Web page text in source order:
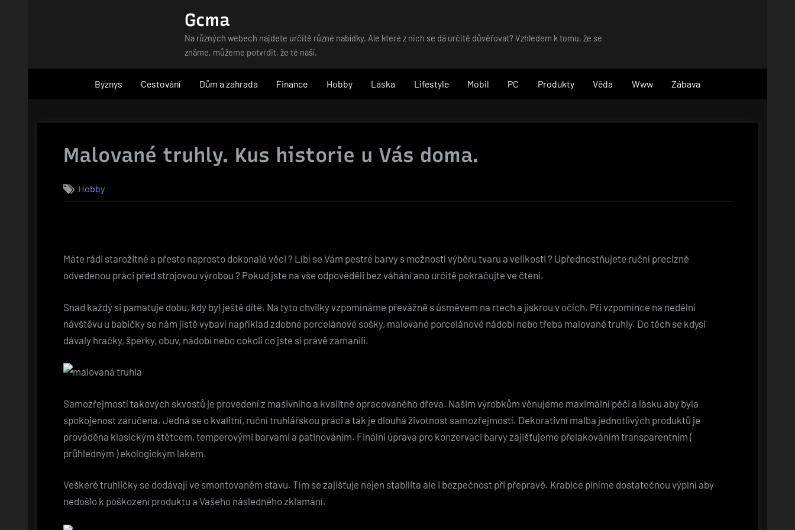
Gcma
Na různých webech najdete určitě různé nabídky. Ale které z nich se dá určitě důvěřovat? Vzhledem k tomu, že se
známe, můžeme potvrdit, že té naší.
Byznys Cestování Dům a zahrada Finance Hobby Láska Lifestyle Mobil PC Produkty Věda Www Zábava
Malované truhly. Kus historie u Vás doma.
Hobby
Máte rádi starožitné a přesto naprosto dokonalé věci ? Líbí se Vám pestré barvy s možností výběru tvaru a velikosti ? Upřednostňujete ruční precizně
odvedenou práci před strojovou výrobou ? Pokud jste na vše odpověděli bez váhání ano určitě pokračujte ve čtení.
Snad každý si pamatuje dobu, kdy byl ještě dítě. Na tyto chvilky vzpomínáme převážně s úsměvem na rtech a jiskrou v očích. Při vzpomínce na nedělní
návštěvu u babičky se nám jistě vybaví například zdobné porcelánové sošky, malované porcelánové nádobí nebo třeba malované truhly. Do těch se kdysi
dávaly hračky, šperky, obuv, nádobí nebo cokoli co jste si právě zamanili.
Samozřejmostí takových skvostů je provedení z masivního a kvalitně opracovaného dřeva. Našim výrobkům věnujeme maximální péči a lásku aby byla
spokojenost zaručena. Jedná se o kvalitní, ruční truhlářskou práci a tak je dlouhá životnost samozřejmostí. Dekorativní malba jednotlivých produktů je
prováděna klasickým štětcem, temperovými barvami a patinováním. Finální úprava pro konzervaci barvy zajišťujeme přelakováním transparentním (
průhledným ) ekologickým lakem.
Veškeré truhličky se dodávají ve smontovaném stavu. Tím se zajišťuje nejen stabilita ale i bezpečnost při přepravě. Krabice plníme dostatečnou výplní aby
nedošlo k poškození produktu a Vašeho následného zklamání.